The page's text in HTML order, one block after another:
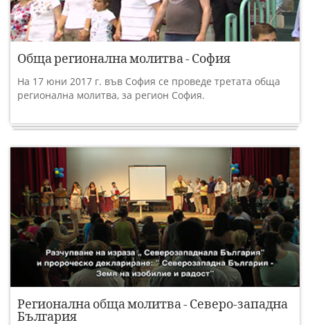
Обща регионална молитва - София
На 17 юни 2017 г. във София се проведе третата обща
регионална молитва, за регион София.
Регионална обща молитва - Северо-западна
България